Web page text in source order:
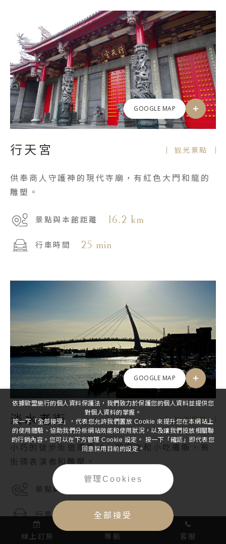
GOOGLE MAP
行天宮 観光景點
供奉商人守護神的現代寺廟，有紅色大門和龍的
雕塑。
景點與本館距離 16.2 km
行車時間 25 min
GOOGLE MAP
淡水老街 観光景點
小巧的徒步街道兩旁林立著商店和小吃攤販，有
街頭表演者和雕塑。
景點與本館距離
行車時間 44 min
線上訂房 導航 客服
依據歐盟施行的個人資料保護法，我們致力於保護您的個人資料並提供您
對個人資料的掌握。
按一下「全部接受」，代表您允許我們置放 Cookie 來提升您在本網站上
的使用體驗、協助我們分析網站效能和使用狀況，以及讓我們投放相關聯
的行銷內容。您可以在下方管理 Cookie 設定。 按一下「確認」即代表您
同意採用目前的設定。
管理Cookies
全部接受